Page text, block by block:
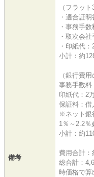
備考
（フラッ
・適合証
・事務手
・取次会
・印紙代：
小計：約
（銀行費用
事務手数料
印紙代：2
保証料：借
※ネット銀
1％～2.2％
小計：約
費用合計：
総合計：
時価格で算